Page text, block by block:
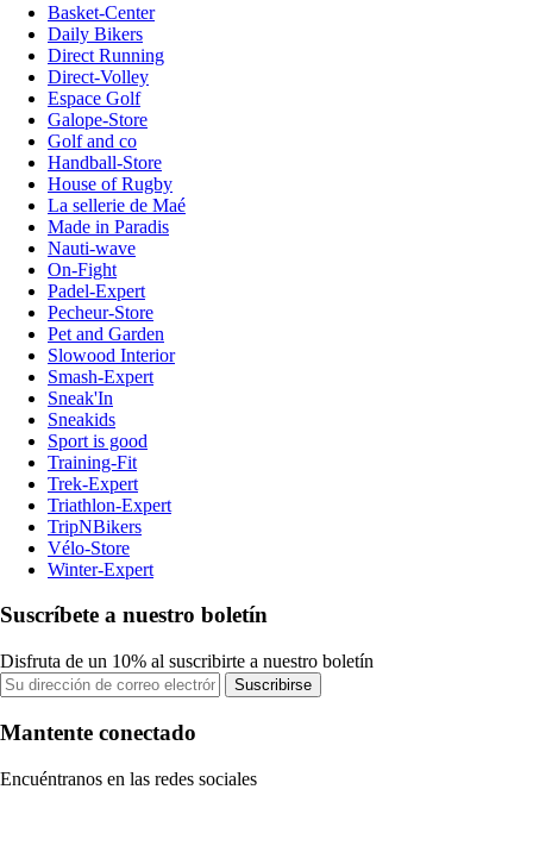
Basket-Center
Daily Bikers
Direct Running
Direct-Volley
Espace Golf
Galope-Store
Golf and co
Handball-Store
House of Rugby
La sellerie de Maé
Made in Paradis
Nauti-wave
On-Fight
Padel-Expert
Pecheur-Store
Pet and Garden
Slowood Interior
Smash-Expert
Sneak'In
Sneakids
Sport is good
Training-Fit
Trek-Expert
Triathlon-Expert
TripNBikers
Vélo-Store
Winter-Expert
Suscríbete a nuestro boletín
Disfruta de un 10% al suscribirte a nuestro boletín
Suscribirse
Mantente conectado
Encuéntranos en las redes sociales